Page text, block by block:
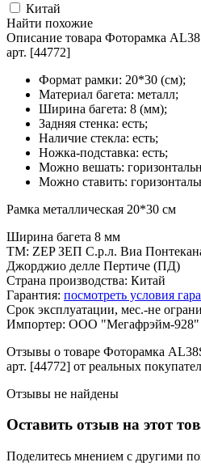
Китай
Найти похожие
Описание товара Фоторамка
арт. [44772]
Формат рамки: 20*30 (см);
Материал багета: металл;
Ширина багета: 8 (мм);
Задняя стенка: есть;
Наличие стекла: есть;
Ножка-подставка: есть;
Можно вешать:
Можно ставить:
Рамка металлическая 20*30 см
Ширина багета 8 мм
ТМ: ZEP ЗЕП С.р.л. Виа
Джорджио делле Пертиче (ПД)
Страна производства: Китай
Гарантия: посмотреть условия
Срок эксплуатации, мес.-не
Импортер: ООО "Мегафрэйм-928"
Отзывы о товаре Фоторамка
арт. [44772] от реальных
Отзывы не найдены
Оставить отзыв на этот
Поделитесь мнением с другими